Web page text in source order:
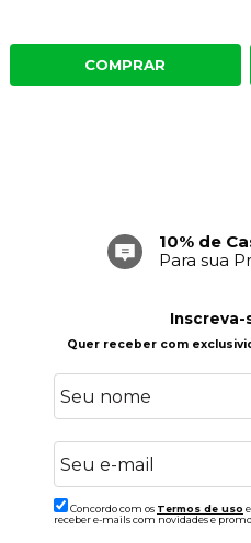
COMPRAR
10% de
Para sua
Inscreva-
Quer receber com
Concordo com os Termos de uso e
receber e-mails com novidades e